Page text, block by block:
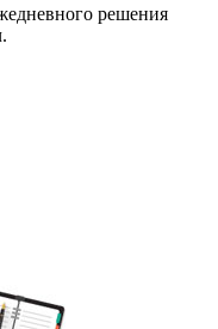
решения